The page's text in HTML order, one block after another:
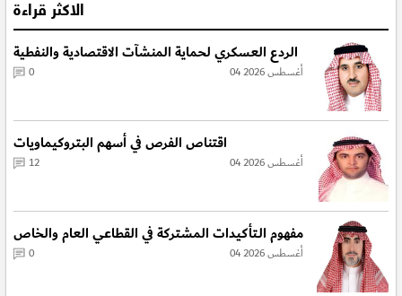
الاكثر قراءة
الردع العسكري لحماية المنشآت الاقتصادية والنفطية
04 أغسطس 2026 0
اقتناص الفرص في أسهم البتروكيماويات
04 أغسطس 2026 12
مفهوم الـتأكيدات المشتركة في القطاعي العام والخاص
04 أغسطس 2026 0